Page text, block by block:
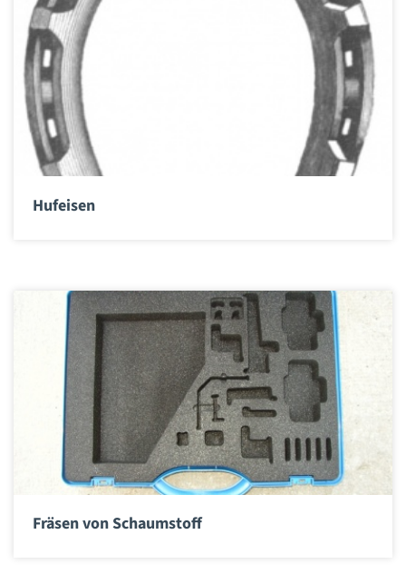
Hufeisen
Fräsen von Schaumstoff